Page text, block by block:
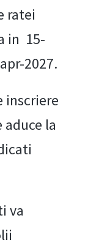
ratei
in 15-
2027.
inscriere
aduce la
va